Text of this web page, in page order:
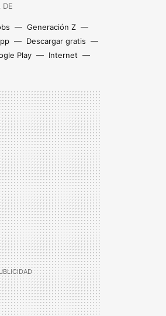
DE
Generación Z
Descargar gratis
Play
Internet